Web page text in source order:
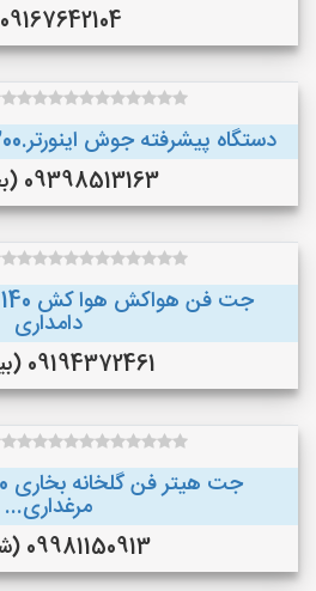
09167642104 ()
دستگاه پیشرفته جوش اینورتر.200 آمپر صبا.توان ابزار...
09398513163 (بجنورد )
دامداری
09194372461 (بیرجند )
مرغداری...
09981150913 (شهرکرد)